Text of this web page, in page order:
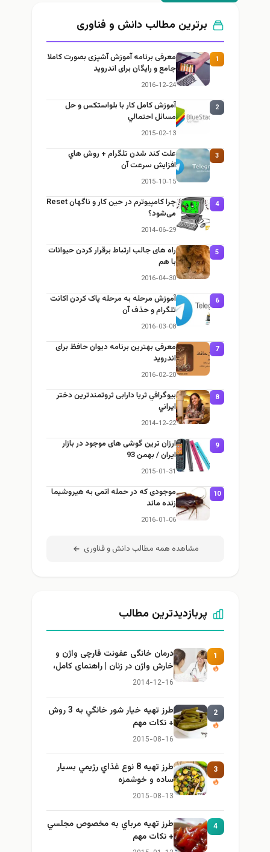
برترین مطالب دانش و فناوری
1
معرفی برنامه آموزش آشپزی بصورت کاملا
جامع و رایگان برای اندروید
2016-12-24
2
آموزش كامل كار با بلواستكس و حل
مسائل احتمالي
2015-02-13
3
علت كند شدن تلگرام + روش هاي
افزايش سرعت آن
2015-10-15
4
چرا كامپيوترم در حين كار و ناگهان Reset
می‌شود؟
2014-06-29
5
راه های جالب ارتباط برقرار کردن حیوانات
با هم
2016-04-30
6
آموزش مرحله به مرحله پاک کردن اکانت
تلگرام و حذف آن
2016-03-08
7
معرفی بهترین برنامه دیوان حافظ برای
اندروید
2016-02-20
8
بيوگرافي ثریا دارابی ثروتمندترين دختر
ايراني
2014-12-22
9
ارزان ترين گوشی‌ های موجود در بازار
ايران / بهمن 93
2015-01-31
10
موجودی که در حمله اتمی به هیروشیما
زنده ماند
2016-01-06
مشاهده همه مطالب دانش و فناوری
پربازدیدترین مطالب
1
درمان خانگی عفونت قارچی واژن و
خارش واژن در زنان | راهنمای کامل،
ایمن و کاربردی
2014-12-16
2
طرز تهيه خیار شور خانگي به 3 روش
+ نكات مهم
2015-08-16
3
طرز تهيه 8 نوع غذاي رژيمي بسيار
ساده و خوشمزه
2015-08-13
4
طرز تهيه مرباي به مخصوص مجلسي
+ نكات مهم